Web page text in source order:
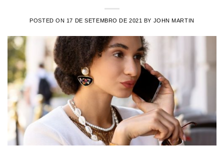
POSTED ON 17 DE SETEMBRO DE 2021 BY JOHN MARTIN